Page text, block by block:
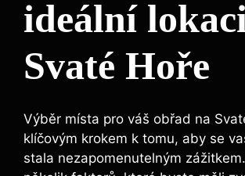
ideální
Svaté Hoře
Výběr místa pro váš obřad na
klíčovým krokem k tomu, aby se
stala nezapomenutelným